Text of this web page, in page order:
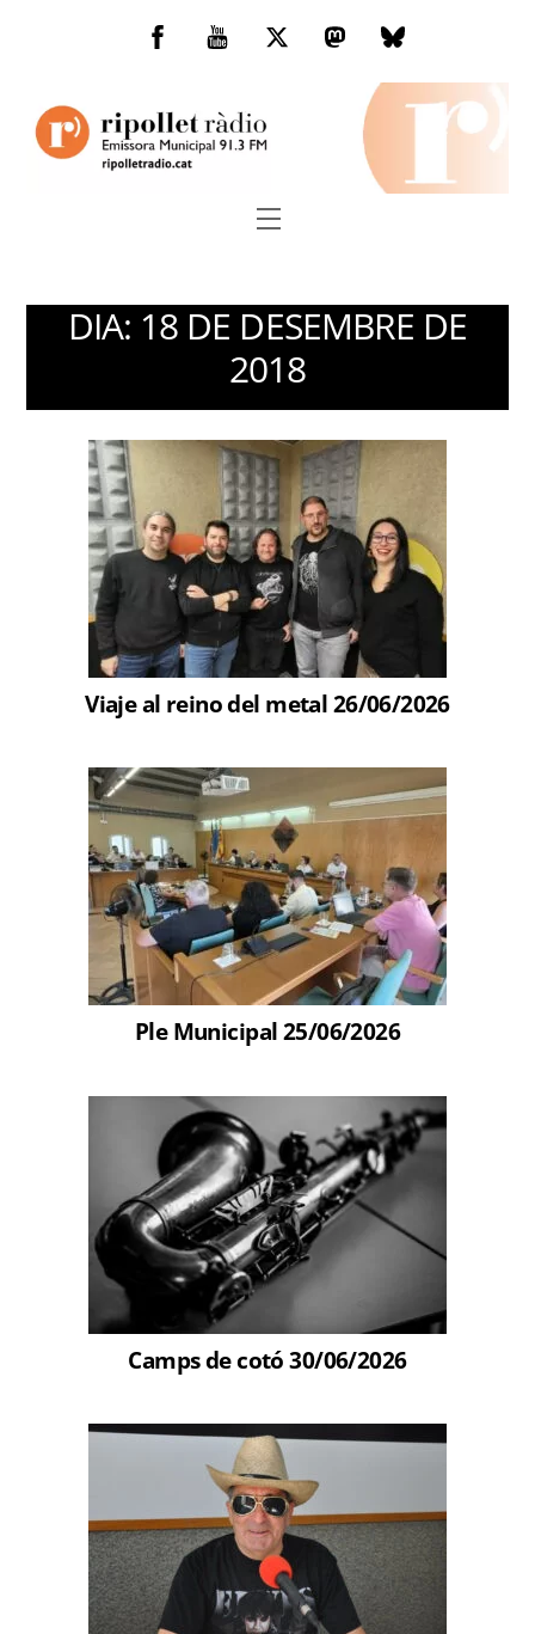
Facebook
You
TwitterMastodonBluesky
Menu
DIA: 18 DE DESEMBRE DE
2018
Viaje al reino del metal 26/06/2026
Ple Municipal 25/06/2026
Camps de cotó 30/06/2026